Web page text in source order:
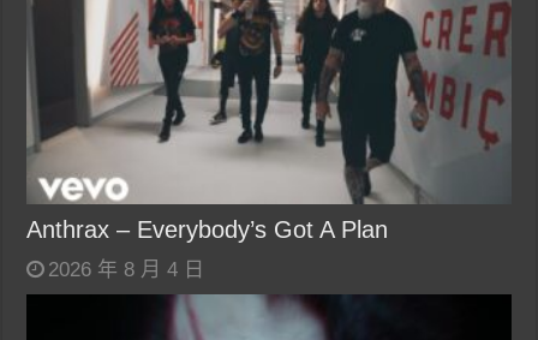
Anthrax – Everybody’s Got A Plan
2026 年 8 月 4 日